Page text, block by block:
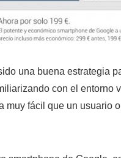
una buena estrategia
con el entorno
fácil que un usuario